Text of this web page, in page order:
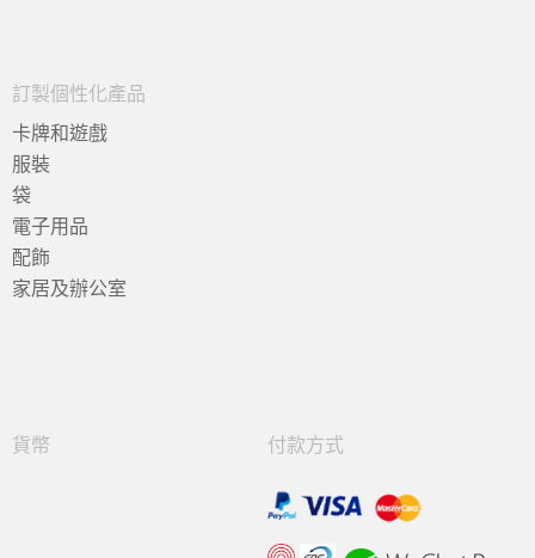
訂製個性化產品
卡牌和遊戲
服裝
袋
電子用品
配飾
家居及辦公室
貨幣 付款方式